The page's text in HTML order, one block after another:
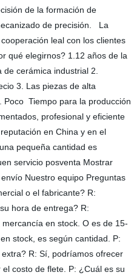
de la formación de
de precisión. La
leal con los clientes
qué elegirnos? 1.12 años de la
cerámica industrial 2.
3. Las piezas de alta
Poco Tiempo para la producción
profesional y eficiente
en China y en el
pequeña cantidad es
servicio posventa Mostrar
Nuestro equipo Preguntas
o el fabricante? R:
hora de entrega? R:
en stock. O es de 15-
stock, es según cantidad. P:
R: Sí, podríamos ofrecer
costo de flete. P: ¿Cuál es su